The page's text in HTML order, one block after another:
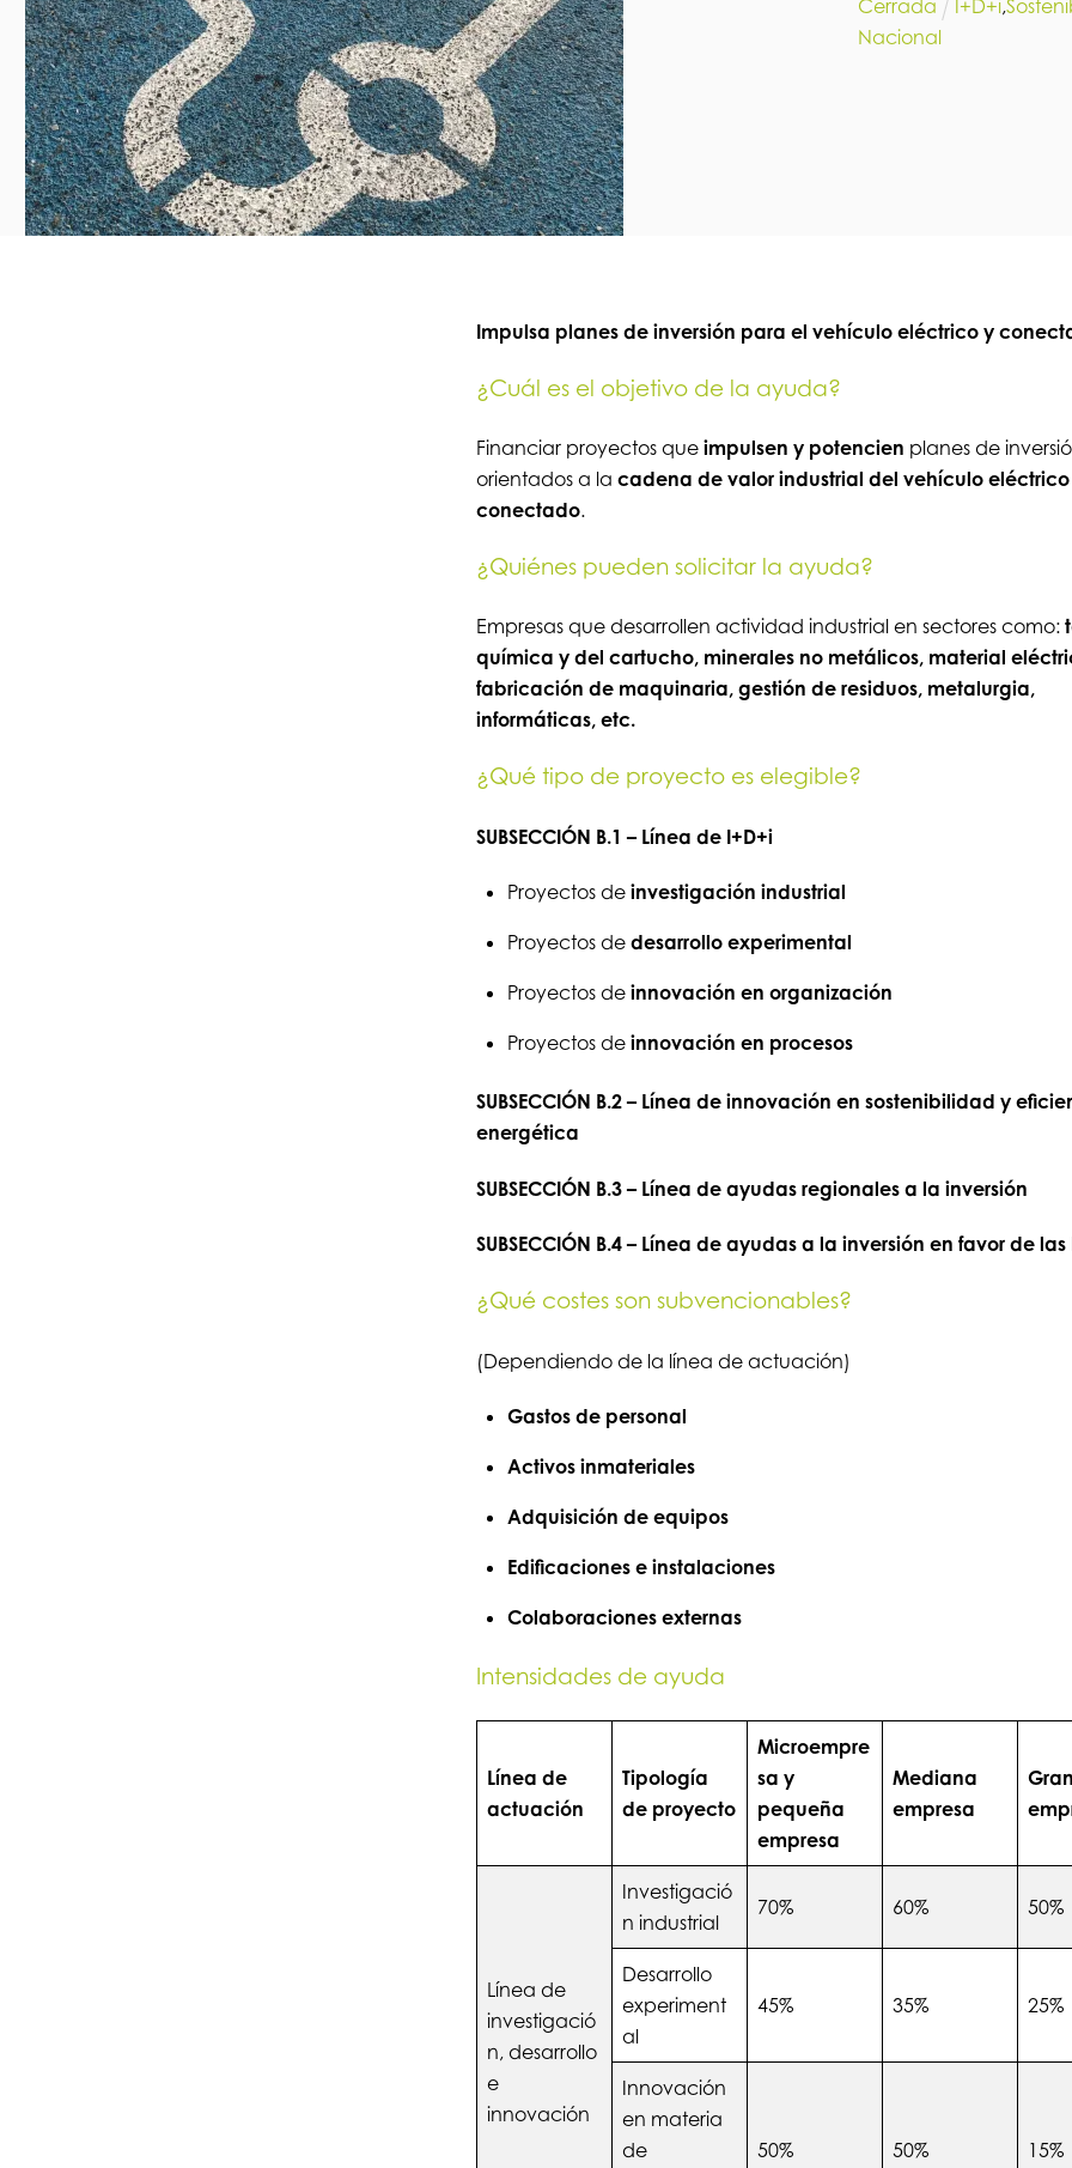
Cerrada I+D+i,
Nacional
Impulsa planes de inversión para el vehículo eléctrico y
¿Cuál es el objetivo de la ayuda?
Financiar proyectos que impulsen y potencien planes de
orientados a la cadena de valor industrial del vehículo
conectado.
¿Quiénes pueden solicitar la ayuda?
Empresas que desarrollen actividad industrial en sectores como:
química y del cartucho, minerales no metálicos, material
fabricación de maquinaria, gestión de residuos, metalurgia,
informáticas, etc.
¿Qué tipo de proyecto es elegible?
SUBSECCIÓN B.1 – Línea de I+D+i
Proyectos de investigación industrial
Proyectos de desarrollo experimental
Proyectos de innovación en organización
Proyectos de innovación en procesos
SUBSECCIÓN B.2 – Línea de innovación en sostenibilidad y
energética
SUBSECCIÓN B.3 – Línea de ayudas regionales a la inversión
SUBSECCIÓN B.4 – Línea de ayudas a la inversión en favor de las
¿Qué costes son subvencionables?
(Dependiendo de la línea de actuación)
Gastos de personal
Activos inmateriales
Adquisición de equipos
Edificaciones e instalaciones
Colaboraciones externas
Intensidades de ayuda
Línea de
actuación
Tipología
de proyecto
Microempre
sa y
pequeña
empresa
Mediana
empresa
Gran
Línea de
investigació
n, desarrollo
e
innovación
Investigació
n industrial
70% 60% 50%
Desarrollo
experiment
al
45% 35% 25%
Innovación
en materia
de
50% 50% 15%